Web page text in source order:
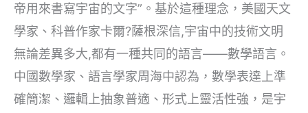
帝用來書寫宇宙的文字”。基於這種理念，美國天文
學家、科普作家卡爾?薩根深信,宇宙中的技術文明
無論差異多大,都有一種共同的語言——數學語言。
中國數學家、語言學家周海中認為，數學表達上準
確簡潔、邏輯上抽象普適、形式上靈活性強，是宇